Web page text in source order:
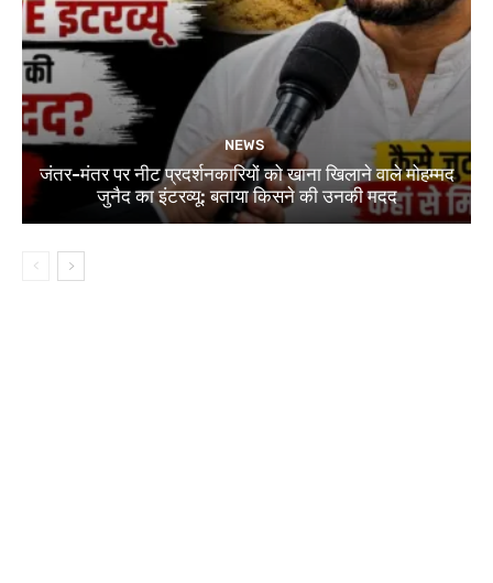
NEWS
जंतर-मंतर पर नीट प्रदर्शनकारियों को खाना खिलाने वाले मोहम्मद
जुनैद का इंटरव्यू: बताया किसने की उनकी मदद